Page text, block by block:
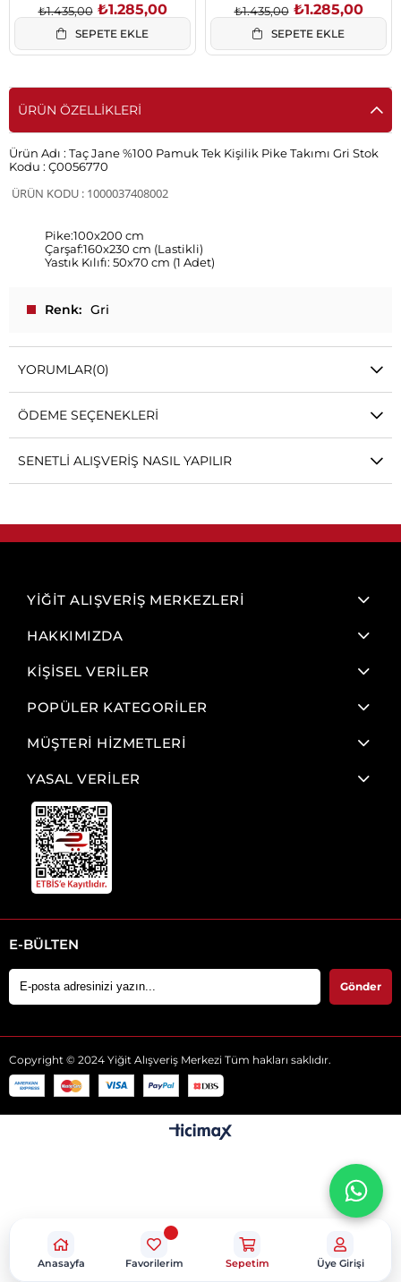
₺1.285,00
₺1.435,00
SEPETE EKLE
₺1.285,00
₺1.435,00
SEPETE EKLE
ÜRÜN ÖZELLIKLERI
Ürün Adı : Taç Jane %100 Pamuk Tek Kişilik Pike Takımı Gri Stok
Kodu : Ç0056770
ÜRÜN KODU : 1000037408002
Pike:100x200 cm
Çarşaf:160x230 cm (Lastikli)
Yastık Kılıfı: 50x70 cm (1 Adet)
Renk Gri
YORUMLAR(0)
ÖDEME SEÇENEKLERI
SENETLI ALIŞVERIŞ NASIL YAPILIR
YİĞİT ALIŞVERİŞ MERKEZLERİ
HAKKIMIZDA
KİŞİSEL VERİLER
POPÜLER KATEGORİLER
MÜŞTERİ HİZMETLERİ
YASAL VERİLER
E-BÜLTEN
Gönder
Copyright © 2024 Yiğit Alışveriş Merkezi Tüm hakları saklıdır.
Anasayfa Favorilerim Sepetim Üye Girişi